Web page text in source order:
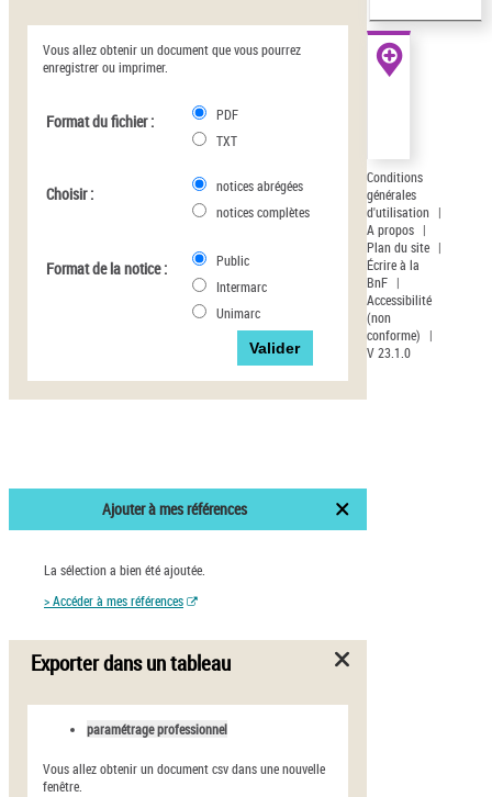
Statut de la notice
d’autorité
Auteur d’œuvre
Vous allez obtenir un document que vous pourrez
enregistrer ou imprimer.
Format du fichier :
PDF
TXT
Choisir :
notices abrégées
notices complètes
Format de la notice :
Public
Intermarc
Unimarc
Ajouter à mes références
La sélection a bien été ajoutée.
> Accéder à mes références
Exporter dans un tableau
paramétrage professionnel
Vous allez obtenir un document csv dans une nouvelle
fenêtre.
Conditions
générales
d'utilisation |
A propos |
Plan du site |
Écrire à la
BnF |
Accessibilité
(non
conforme)
|
V 23.1.0